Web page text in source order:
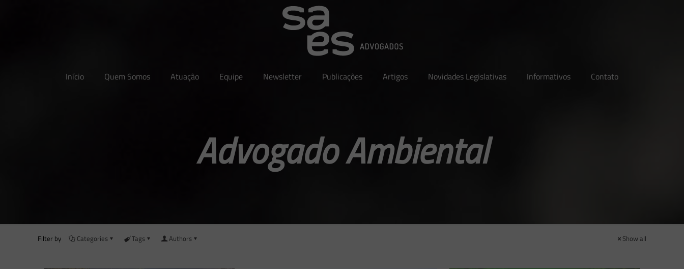
Início Quem Somos Atuação Equipe Newsletter Publicações Artigos Novidades Legislativas Informativos Contato
Advogado Ambiental
Filter by Categories Tags Authors Show all